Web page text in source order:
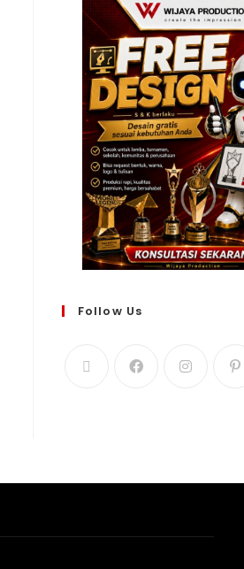
Follow Us
Create The Impression